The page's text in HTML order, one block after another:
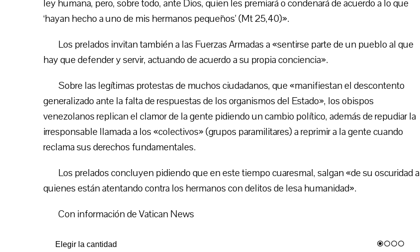
ley humana, pero, sobre todo, ante Dios, quien les premiará o condenará de acuerdo a lo que
‘hayan hecho a uno de mis hermanos pequeños’ (Mt 25,40)».
Los prelados invitan también a las Fuerzas Armadas a «sentirse parte de un pueblo al que
hay que defender y servir, actuando de acuerdo a su propia conciencia».
Sobre las legítimas protestas de muchos ciudadanos, que «manifiestan el descontento
generalizado ante la falta de respuestas de los organismos del Estado», los obispos
venezolanos replican el clamor de la gente pidiendo un cambio político, además de repudiar la
irresponsable llamada a los «colectivos» (grupos paramilitares) a reprimir a la gente cuando
reclama sus derechos fundamentales.
Los prelados concluyen pidiendo que en este tiempo cuaresmal, salgan «de su oscuridad a
quienes están atentando contra los hermanos con delitos de lesa humanidad».
Con información de Vatican News